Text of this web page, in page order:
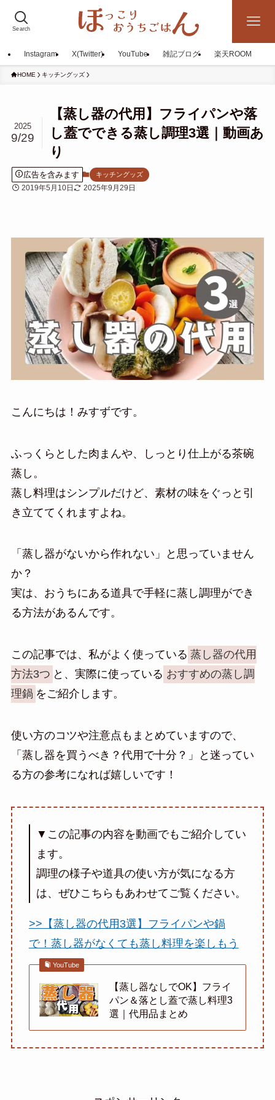
Search
Instagram X(Twitter) YouTube 雑記ブログ 楽天ROOM
HOME キッチングッズ
【蒸し器の代用】フライパンや落
し蓋でできる蒸し調理3選｜動画あ
り
2025
9/29
広告を含みます キッチングッズ
2019年5月10日 2025年9月29日
こんにちは！みすずです。
ふっくらとした肉まんや、しっとり仕上がる茶碗
蒸し。
蒸し料理はシンプルだけど、素材の味をぐっと引
き立ててくれますよね。
「蒸し器がないから作れない」と思っていません
か？
実は、おうちにある道具で手軽に蒸し調理ができ
る方法があるんです。
この記事では、私がよく使っている 蒸し器の代用
方法3つ と、実際に使っている おすすめの蒸し調
理鍋 をご紹介します。
使い方のコツや注意点もまとめていますので、
「蒸し器を買うべき？代用で十分？」と迷ってい
る方の参考になれば嬉しいです！
▼この記事の内容を動画でもご紹介してい
ます。
調理の様子や道具の使い方が気になる方
は、ぜひこちらもあわせてご覧ください。
>>【蒸し器の代用3選】フライパンや鍋
で！蒸し器がなくても蒸し料理を楽しもう
YouTube
【蒸し器なしでOK】フライ
パン＆落とし蓋で蒸し料理3
選｜代用品まとめ